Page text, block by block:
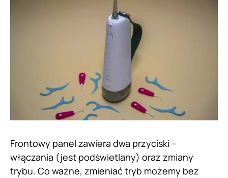
Frontowy panel zawiera dwa przyciski –
włączania (jest podświetlany) oraz zmiany
trybu. Co ważne, zmieniać tryb możemy bez